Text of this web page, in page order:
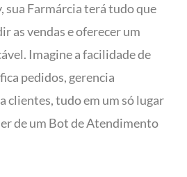
sua Farmárcia terá tudo que
as vendas e oferecer um
Imagine a facilidade de
pedidos, gerencia
clientes, tudo em um só lugar
de um Bot de Atendimento